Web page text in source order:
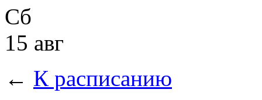
Сб
15 авг
← К расписанию